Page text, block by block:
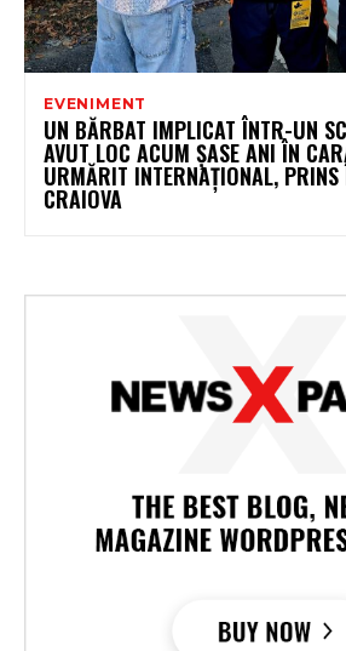
EVENIMENT
UN BĂRBAT IMPLICAT ÎNTR-UN
AVUT LOC ACUM ȘASE ANI ÎN
URMĂRIT INTERNAȚIONAL,
CRAIOVA